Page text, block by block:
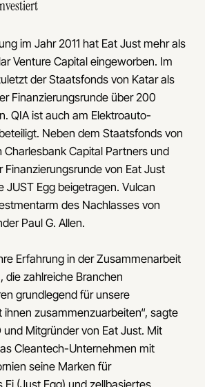
im Jahr 2011 hat Eat Just mehr als
Venture Capital eingeworben. Im
der Staatsfonds von Katar als
Finanzierungsrunde über 200
QIA ist auch am Elektroauto-
Neben dem Staatsfonds von
Charlesbank Capital Partners und
Finanzierungsrunde von Eat Just
JUST Egg beigetragen. Vulcan
des Nachlasses von
Paul G. Allen.
Erfahrung in der Zusammenarbeit
die zahlreiche Branchen
grundlegend für unsere
ihnen zusammenzuarbeiten“, sagte
und Mitgründer von Eat Just. Mit
Cleantech-Unternehmen mit
seine Marken für